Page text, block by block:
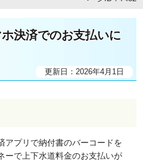
決済でのお支払いに
更新日：2026年4月1日
アプリで納付書のバーコードを
ーで上下水道料金のお支払いが